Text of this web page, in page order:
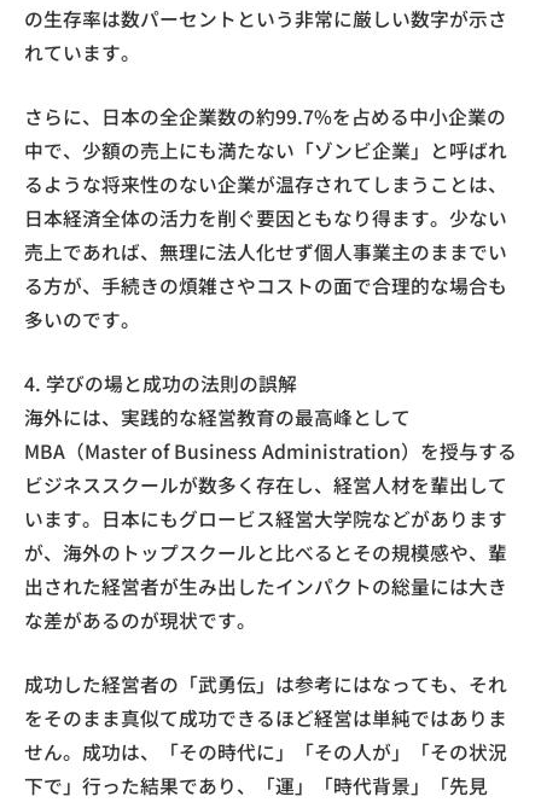
の生存率は数パーセントという非常に厳しい数字が示さ
れています。
さらに、日本の全企業数の約99.7%を占める中小企業の
中で、少額の売上にも満たない「ゾンビ企業」と呼ばれ
るような将来性のない企業が温存されてしまうことは、
日本経済全体の活力を削ぐ要因ともなり得ます。少ない
売上であれば、無理に法人化せず個人事業主のままでい
る方が、手続きの煩雑さやコストの面で合理的な場合も
多いのです。
4. 学びの場と成功の法則の誤解
海外には、実践的な経営教育の最高峰として
MBA（Master of Business Administration）を授与する
ビジネススクールが数多く存在し、経営人材を輩出して
います。日本にもグロービス経営大学院などがあります
が、海外のトップスクールと比べるとその規模感や、輩
出された経営者が生み出したインパクトの総量には大き
な差があるのが現状です。
成功した経営者の「武勇伝」は参考にはなっても、それ
をそのまま真似て成功できるほど経営は単純ではありま
せん。成功は、「その時代に」「その人が」「その状況
下で」行った結果であり、「運」「時代背景」「先見